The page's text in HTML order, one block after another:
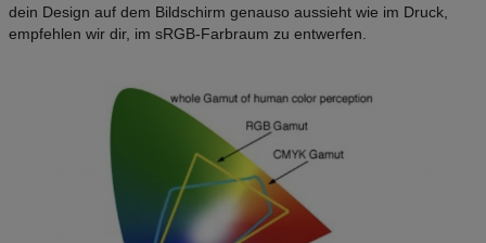
dein Design auf dem Bildschirm genauso aussieht wie im Druck,
empfehlen wir dir, im sRGB-Farbraum zu entwerfen.